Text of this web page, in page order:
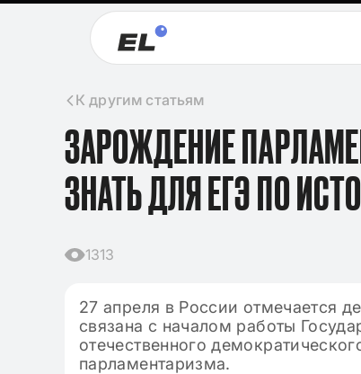
К другим статьям
ЗАРОЖДЕНИЕ
ЗНАТЬ ДЛЯ ЕГЭ ПО
1313
27 апреля в России отмечается
связана с началом работы
отечественного
парламентаризма.